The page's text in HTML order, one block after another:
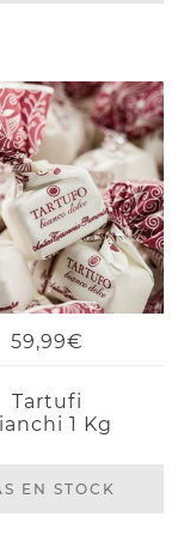
59,99€
Tartufi
1 Kg
EN STOCK